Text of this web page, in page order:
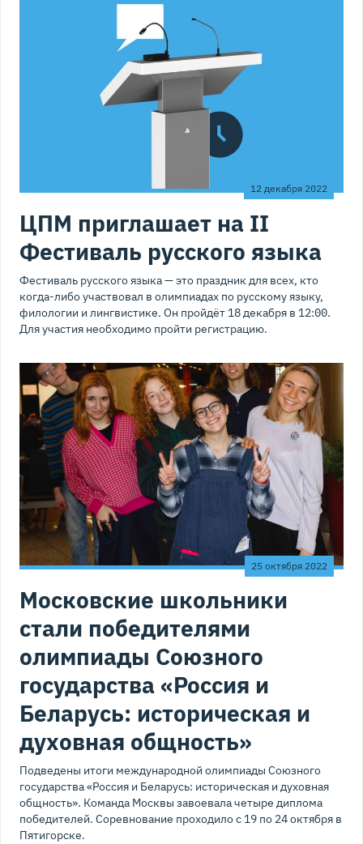
12 декабря 2022
ЦПМ приглашает на II
Фестиваль русского языка
Фестиваль русского языка — это праздник для всех, кто
когда-либо участвовал в олимпиадах по русскому языку,
филологии и лингвистике. Он пройдёт 18 декабря в 12:00.
Для участия необходимо пройти регистрацию.
25 октября 2022
Московские школьники
стали победителями
олимпиады Союзного
государства «Россия и
Беларусь: историческая и
духовная общность»
Подведены итоги международной олимпиады Союзного
государства «Россия и Беларусь: историческая и духовная
общность». Команда Москвы завоевала четыре диплома
победителей. Соревнование проходило с 19 по 24 октября в
Пятигорске.